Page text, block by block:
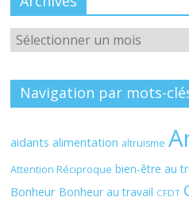
Archives
Navigation par mots-
aidants alimentation altruisme
Attention Réciproque bien-être au
Bonheur Bonheur au travail CFDT